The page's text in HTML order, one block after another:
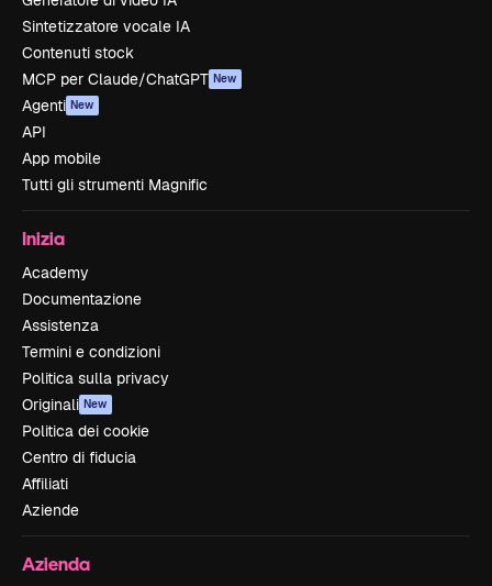
Sintetizzatore vocale IA
Contenuti stock
MCP per Claude/ChatGPT New
Agenti New
API
App mobile
Tutti gli strumenti Magnific
Inizia
Academy
Documentazione
Assistenza
Termini e condizioni
Politica sulla privacy
Originali New
Politica dei cookie
Centro di fiducia
Affiliati
Aziende
Azienda